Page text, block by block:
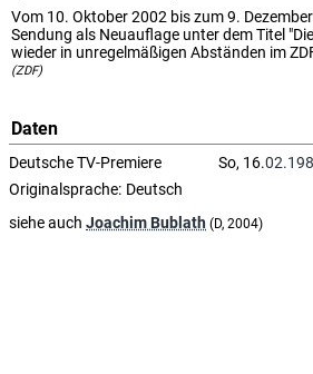
Vom 10. Oktober 2002 bis zum 9.
Sendung als Neuauflage unter dem Titel
wieder in unregelmäßigen Abständen im
(ZDF)
Daten
Deutsche TV-Premiere So, 16.
Originalsprache: Deutsch
siehe auch Joachim Bublath (D, 2004)